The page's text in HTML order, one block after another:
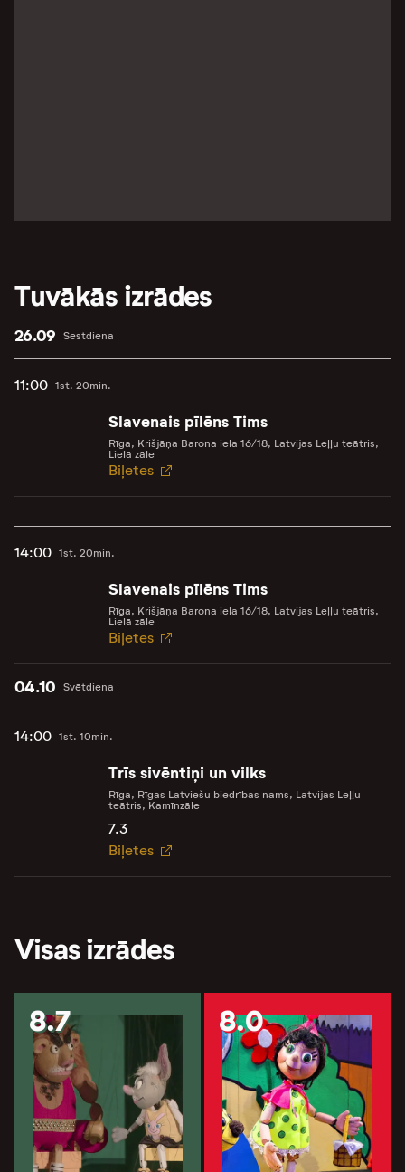
Tuvākās izrādes
Sestdiena
26.09
11:00 1st. 20min.
Slavenais pīlēns Tims
Rīga, Krišjāņa Barona iela 16/18, Latvijas Leļļu teātris,
Lielā zāle
Biļetes
14:00 1st. 20min.
Slavenais pīlēns Tims
Rīga, Krišjāņa Barona iela 16/18, Latvijas Leļļu teātris,
Lielā zāle
Biļetes
Svētdiena
04.10
14:00 1st. 10min.
Trīs sivēntiņi un vilks
Rīga, Rīgas Latviešu biedrības nams, Latvijas Leļļu
teātris, Kamīnzāle
7.3
Biļetes
Visas izrādes
8.7 8.0